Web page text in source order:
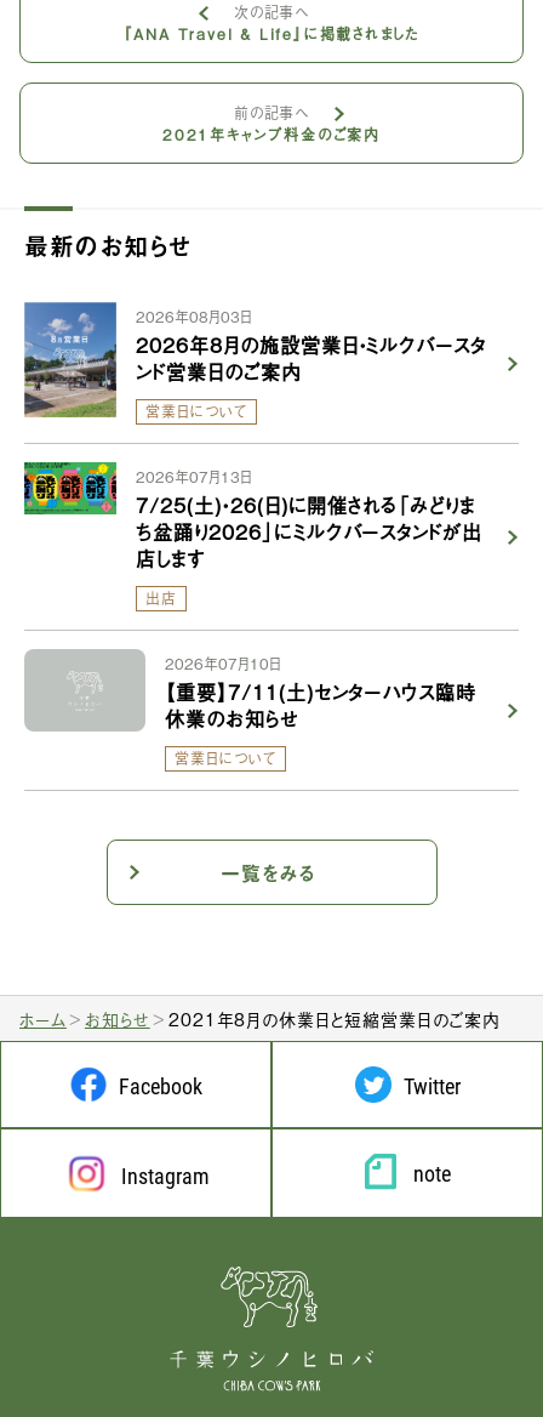
次の記事へ
『ANA Travel & Life』に掲載されました
前の記事へ
2021年キャンプ料金のご案内
最新のお知らせ
2026年08月03日
2026年8月の施設営業日・ミルクバースタ
ンド営業日のご案内
営業日について
2026年07月13日
7/25(土)・26(日)に開催される「みどりま
ち盆踊り2026」にミルクバースタンドが出
店します
出店
2026年07月10日
【重要】7/11(土)センターハウス臨時
休業のお知らせ
営業日について
一覧をみる
ホーム お知らせ 2021年8月の休業日と短縮営業日のご案内
Facebook Twitter
Instagram note